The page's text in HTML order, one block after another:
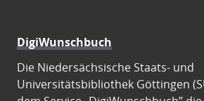
DigiWunschbuch
Die Niedersächsische Staats- und
Universitätsbibliothek Göttingen